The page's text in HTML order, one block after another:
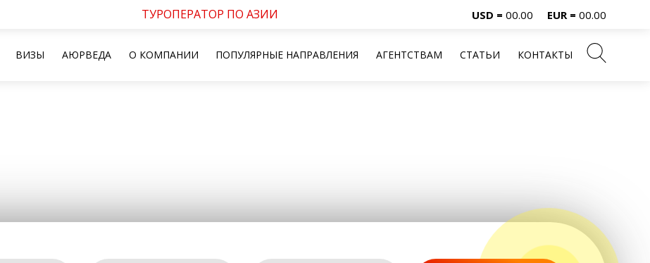
ТУРОПЕРАТОР ПО АЗИИ USD = 00.00 EUR = 00.00
ВИЗЫ АЮРВЕДА О КОМПАНИИ ПОПУЛЯРНЫЕ НАПРАВЛЕНИЯ АГЕНТСТВАМ СТАТЬИ КОНТАКТЫ